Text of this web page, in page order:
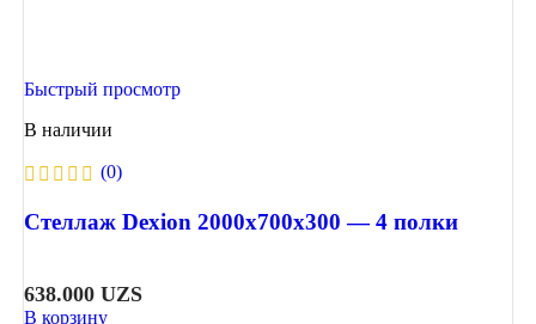
Быстрый просмотр
В наличии
(0)
Стеллаж Dexion 2000х700х300 — 4 полки
638.000 UZS
В корзину